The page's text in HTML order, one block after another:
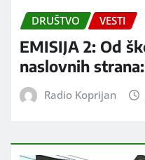
DRUŠTVO VESTI
EMISIJA 2: Od
naslovnih
Radio Koprijan